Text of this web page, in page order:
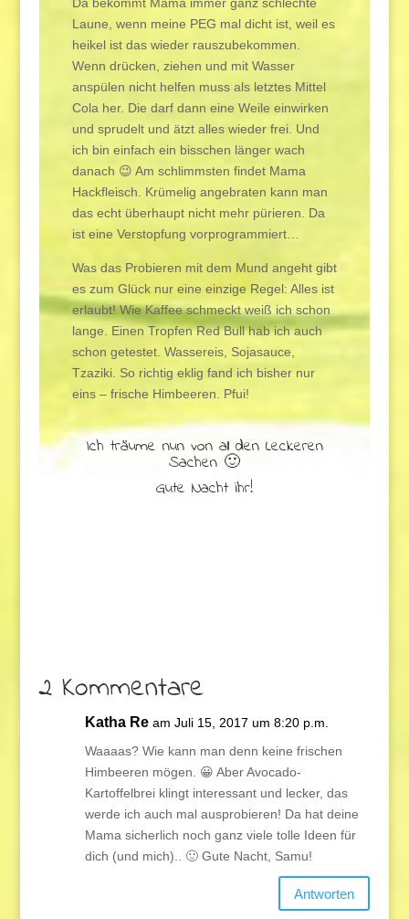
Da bekommt Mama immer ganz schlechte
Laune, wenn meine PEG mal dicht ist, weil es
heikel ist das wieder rauszubekommen.
Wenn drücken, ziehen und mit Wasser
anspülen nicht helfen muss als letztes Mittel
Cola her. Die darf dann eine Weile einwirken
und sprudelt und ätzt alles wieder frei. Und
ich bin einfach ein bisschen länger wach
danach 😉 Am schlimmsten findet Mama
Hackfleisch. Krümelig angebraten kann man
das echt überhaupt nicht mehr pürieren. Da
ist eine Verstopfung vorprogrammiert…
Was das Probieren mit dem Mund angeht gibt
es zum Glück nur eine einzige Regel: Alles ist
erlaubt! Wie Kaffee schmeckt weiß ich schon
lange. Einen Tropfen Red Bull hab ich auch
schon getestet. Wassereis, Sojasauce,
Tzaziki. So richtig eklig fand ich bisher nur
eins – frische Himbeeren. Pfui!
Ich träume nun von all den Leckeren
Sachen 🙂
Gute Nacht ihr!
2 Kommentare
Katha Re am Juli 15, 2017 um 8:20 p.m.
Waaaas? Wie kann man denn keine frischen
Himbeeren mögen. 😀 Aber Avocado-
Kartoffelbrei klingt interessant und lecker, das
werde ich auch mal ausprobieren! Da hat deine
Mama sicherlich noch ganz viele tolle Ideen für
dich (und mich).. 🙂 Gute Nacht, Samu!
Antworten